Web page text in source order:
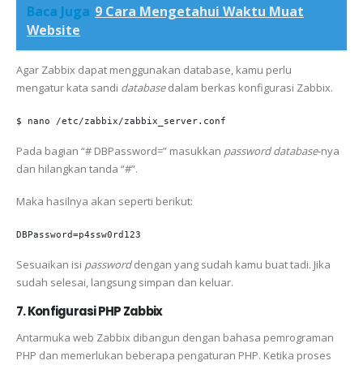
Baca Juga 9 Cara Mengetahui Waktu Muat
Website
Agar Zabbix dapat menggunakan database, kamu perlu
mengatur kata sandi databasedalam berkas konfigurasi Zabbix.
$ nano /etc/zabbix/zabbix_server.conf
Pada bagian “# DBPassword=” masukkan password database-nya
dan hilangkan tanda “#”.
Maka hasilnya akan seperti berikut:
DBPassword=p4ssw0rd123
Sesuaikan isi passworddengan yang sudah kamu buat tadi. Jika
sudah selesai, langsung simpan dan keluar.
7. Konfigurasi PHP Zabbix
Antarmuka web Zabbix dibangun dengan bahasa pemrograman
PHP dan memerlukan beberapa pengaturan PHP. Ketika proses